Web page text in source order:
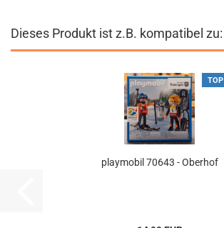
Dieses Produkt ist z.B. kompatibel zu:
TOP
playmobil 70643 - Oberhof